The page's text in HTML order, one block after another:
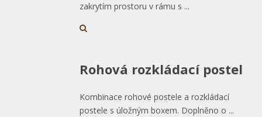
zakrytím prostoru v rámu s ...
Rohová rozkládací postel
Kombinace rohové postele a rozkládací
postele s úložným boxem. Doplněno o ...